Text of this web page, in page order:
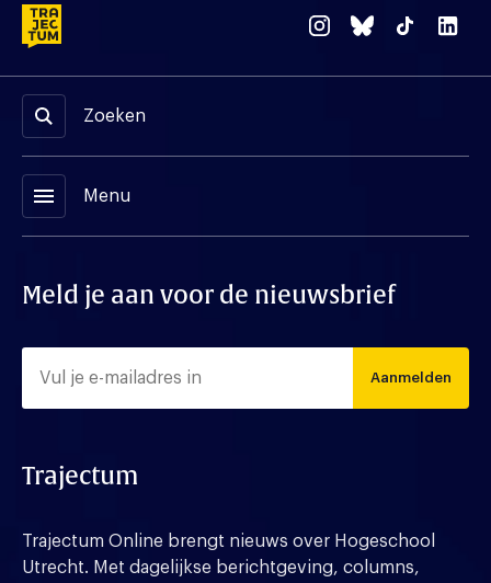
Zoeken
menu Menu
Meld je aan voor de nieuwsbrief
Aanmelden
Trajectum
Trajectum Online brengt nieuws over Hogeschool
Utrecht. Met dagelijkse berichtgeving, columns,